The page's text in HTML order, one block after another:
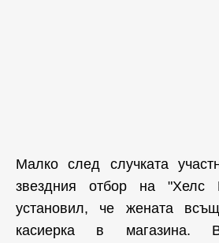
Малко след случката
звездния отбор на "Хелс
установил, че жената
касиерка в магазина.